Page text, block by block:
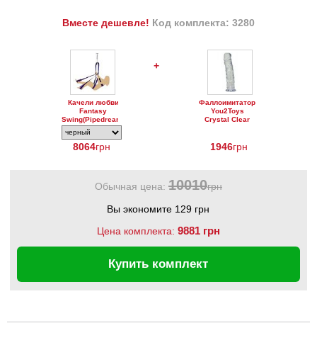
Вместе дешевле! Код комплекта: 3280
Качели любви
Fantasy
Swing(Pipedream)
8064грн
+
Фаллоимитатор
You2Toys
Crystal Clear
1946грн
Обычная цена: 10010грн
Вы экономите 129 грн
Цена комплекта: 9881 грн
Купить комплект